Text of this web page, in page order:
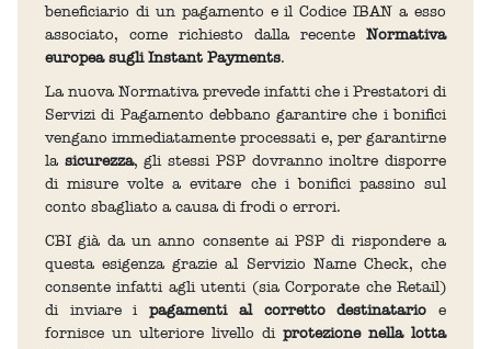
beneficiario di un pagamento e il Codice IBAN a esso
associato, come richiesto dalla recente Normativa
europea sugli Instant Payments.
La nuova Normativa prevede infatti che i Prestatori di
Servizi di Pagamento debbano garantire che i bonifici
vengano immediatamente processati e, per garantirne
la sicurezza, gli stessi PSP dovranno inoltre disporre
di misure volte a evitare che i bonifici passino sul
conto sbagliato a causa di frodi o errori.
CBI già da un anno consente ai PSP di rispondere a
questa esigenza grazie al Servizio Name Check, che
consente infatti agli utenti (sia Corporate che Retail)
di inviare ipagamenti al corretto destinatario e
fornisce un ulteriore livello di protezione nella lotta